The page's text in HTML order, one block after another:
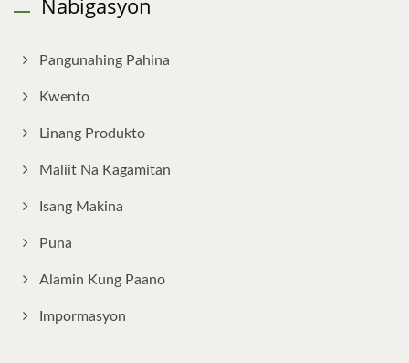
Pangunahing Pahina
Kwento
Linang Produkto
Maliit Na Kagamitan
Isang Makina
Puna
Alamin Kung Paano
Impormasyon